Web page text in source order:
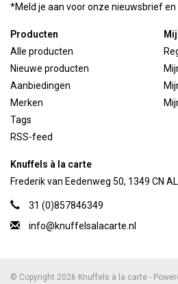
*Meld je aan voor onze nieuwsbrief
Producten
Alle producten
Nieuwe producten
Aanbiedingen
Merken
Tags
RSS-feed
Knuffels à la carte
Frederik van Eedenweg 50, 1349 CN
31 (0)857846349
info@knuffelsalacarte.nl
© Copyright 2026 Knuffels à la carte -